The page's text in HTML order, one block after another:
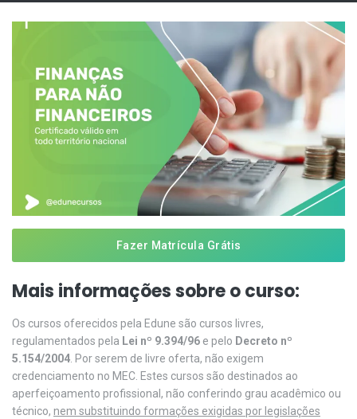
Fazer Matrícula Grátis
Mais informações sobre o curso:
Os cursos oferecidos pela Edune são cursos livres,
regulamentados pela Lei nº 9.394/96 e pelo Decreto nº
5.154/2004 . Por serem de livre oferta, não exigem
credenciamento no MEC. Estes cursos são destinados ao
aperfeiçoamento profissional, não conferindo grau acadêmico ou
técnico, nem substituindo formações exigidas por legislações